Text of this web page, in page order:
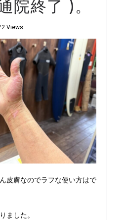
院終了 )。
Views
皮膚なのでラフな使い方はで
ました。